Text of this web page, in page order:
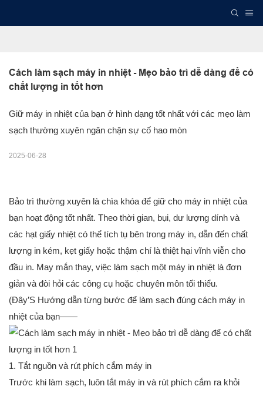
Cách làm sạch máy in nhiệt - Mẹo bảo trì dễ dàng để có
chất lượng in tốt hơn
Giữ máy in nhiệt của bạn ở hình dạng tốt nhất với các mẹo làm
sạch thường xuyên ngăn chặn sự cố hao mòn
2025-06-28
Bảo trì thường xuyên là chìa khóa để giữ cho máy in nhiệt của
bạn hoạt động tốt nhất. Theo thời gian, bụi, dư lượng dính và
các hạt giấy nhiệt có thể tích tụ bên trong máy in, dẫn đến chất
lượng in kém, kẹt giấy hoặc thậm chí là thiệt hại vĩnh viễn cho
đầu in. May mắn thay, việc làm sạch một máy in nhiệt là đơn
giản và đòi hỏi các công cụ hoặc chuyên môn tối thiểu.
(Đây’S Hướng dẫn từng bước để làm sạch đúng cách máy in
nhiệt của bạn——
1. Tắt nguồn và rút phích cắm máy in
Trước khi làm sạch, luôn tắt máy in và rút phích cắm ra khỏi